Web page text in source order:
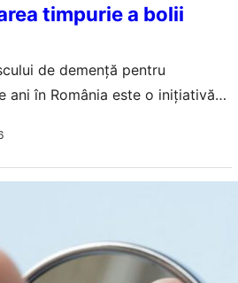
timpurie a bolii
de demență pentru
ani în România este o inițiativă